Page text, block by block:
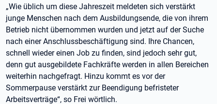
„Wie üblich um diese Jahreszeit meldeten sich verstärkt
junge Menschen nach dem Ausbildungsende, die von ihrem
Betrieb nicht übernommen wurden und jetzt auf der Suche
nach einer Anschlussbeschäftigung sind. Ihre Chancen,
schnell wieder einen Job zu finden, sind jedoch sehr gut,
denn gut ausgebildete Fachkräfte werden in allen Bereichen
weiterhin nachgefragt. Hinzu kommt es vor der
Sommerpause verstärkt zur Beendigung befristeter
Arbeitsverträge“, so Frei wörtlich.